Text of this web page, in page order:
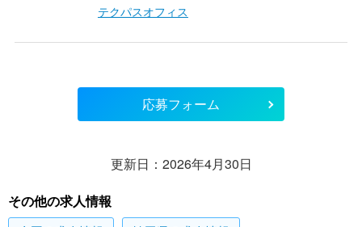
テクパスオフィス
応募フォーム
更新日：2026年4月30日
その他の求人情報